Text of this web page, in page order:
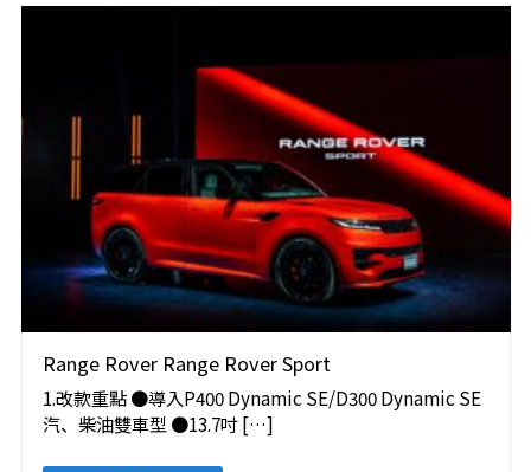
Range Rover Range Rover Sport
1.改款重點 ●導入P400 Dynamic SE/D300 Dynamic SE
汽、柴油雙車型 ●13.7吋 […]